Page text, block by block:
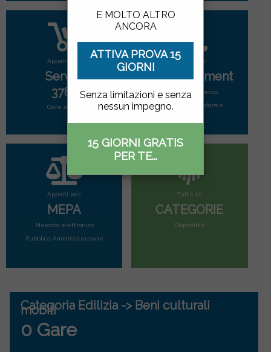
E MOLTO ALTRO
ANCORA
ATTIVA PROVA 15
GIORNI
Senza limitazioni e senza
nessun impegno.
15 GIORNI GRATIS
PER TE...
Appalti per:
Servizi
3785
Gare attive
Appalti per:
E-Procurement
Mercato elettonico
di tutte le piattaforme
Appalti per:
MEPA
Mercato elettronico
Pubblica Amministrazione
Tutte le:
CATEGORIE
Disponibili
Categoria Edilizia -> Beni culturali
mobili
0 Gare